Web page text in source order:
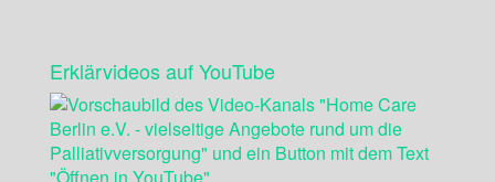
Erklärvideos auf YouTube